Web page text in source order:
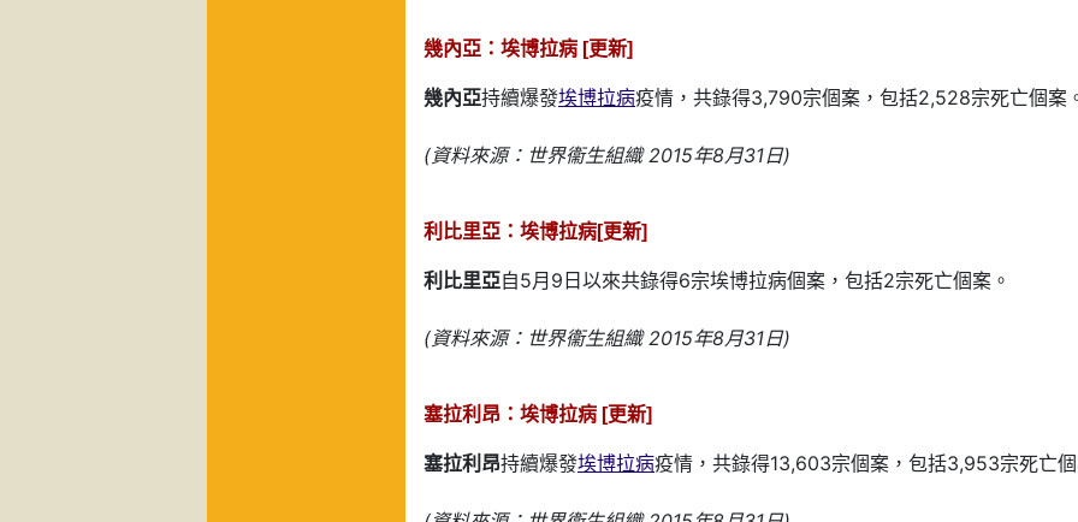
幾內亞：埃博拉病 [更新]
幾內亞持續爆發埃博拉病疫情，共錄得3,790宗個案，包括2,528宗死亡個案
(資料來源：世界衞生組織 2015年8月31日)
利比里亞：埃博拉病[更新]
利比里亞自5月9日以來共錄得6宗埃博拉病個案，包括2宗死亡個案。
(資料來源：世界衞生組織 2015年8月31日)
塞拉利昂：埃博拉病 [更新]
塞拉利昂持續爆發埃博拉病疫情，共錄得13,603宗個案，包括3,953宗死亡個